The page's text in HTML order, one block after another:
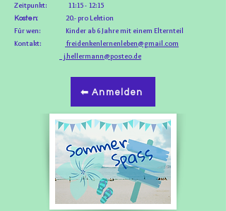
Zeitpunkt: 11:15 - 12:15
Kosten:
20.- pro Lektion
Für wen: Kinder ab 6 Jahre mit einem Elternteil
Kontakt:
freidenkenlernenleben@gmail.com
j.hellermann@posteo.de
⬅ Anmelden